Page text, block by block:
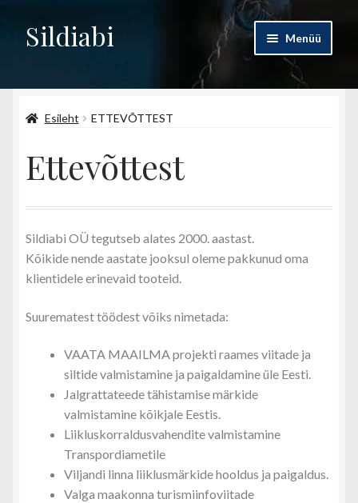
Liigu
navigeerimisele
Liigu
sisu
Sildiabi Menüü
Pood
Ettevõttest
Kontakt
Minu konto
Esileht ETTEVÕTTEST
Ettevõttest
Sildiabi OÜ tegutseb alates 2000. aastast.
Kõikide nende aastate jooksul oleme pakkunud oma
klientidele erinevaid tooteid.
Suurematest töödest võiks nimetada:
VAATA MAAILMA projekti raames viitade ja
siltide valmistamine ja paigaldamine üle Eesti.
Jalgrattateede tähistamise märkide
valmistamine kõikjale Eestis.
Liikluskorraldusvahendite valmistamine
Transpordiametile
Viljandi linna liiklusmärkide hooldus ja paigaldus.
Valga maakonna turismiinfoviitade